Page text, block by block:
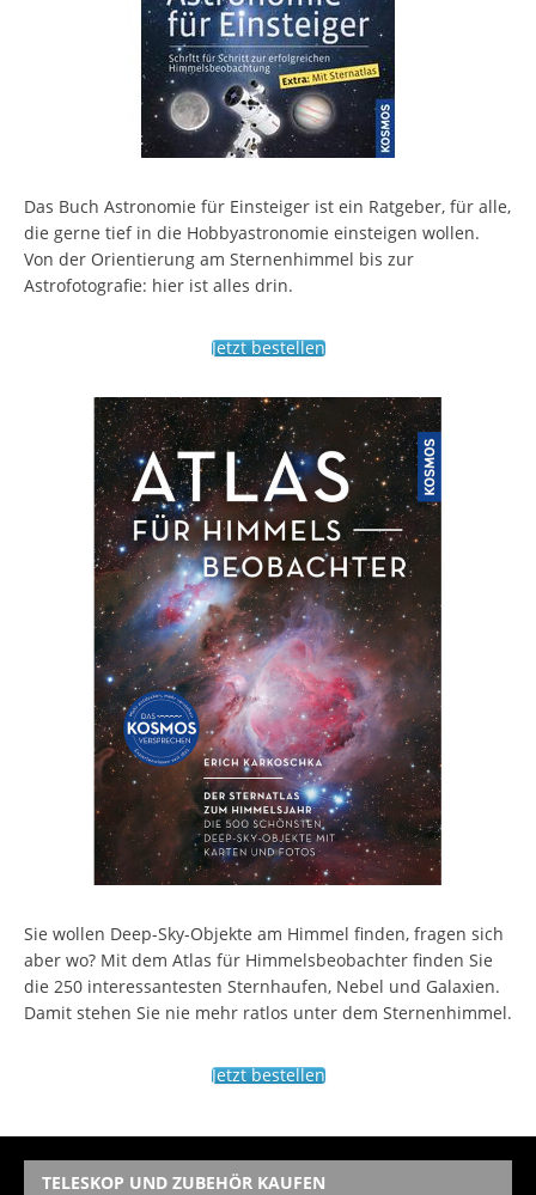
Das Buch Astronomie für Einsteiger ist ein Ratgeber, für alle,
die gerne tief in die Hobbyastronomie einsteigen wollen.
Von der Orientierung am Sternenhimmel bis zur
Astrofotografie: hier ist alles drin.
Jetzt bestellen
Sie wollen Deep-Sky-Objekte am Himmel finden, fragen sich
aber wo? Mit dem Atlas für Himmelsbeobachter finden Sie
die 250 interessantesten Sternhaufen, Nebel und Galaxien.
Damit stehen Sie nie mehr ratlos unter dem Sternenhimmel.
Jetzt bestellen
TELESKOP UND ZUBEHÖR KAUFEN